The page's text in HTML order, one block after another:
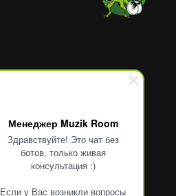
Менеджер Muzik Room
Здравствуйте! Это чат без
ботов, только живая
консультация :)
Если у Вас возникли вопросы